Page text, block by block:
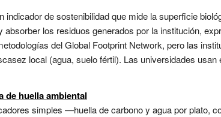
indicador de sostenibilidad que mide la superficie
los residuos generados por la institución,
del Global Footprint Network, pero las
local (agua, suelo fértil). Las universidades
de huella ambiental
simples —huella de carbono y agua por plato,